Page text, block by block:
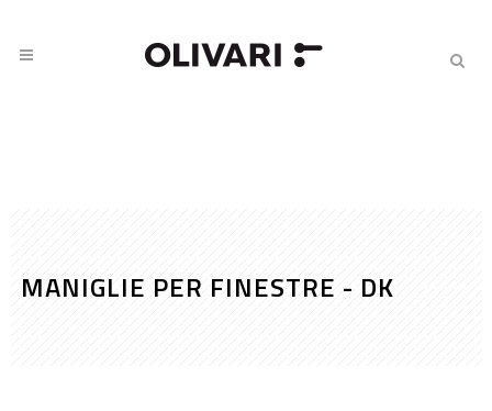
MANIGLIE PER FINESTRE - DK